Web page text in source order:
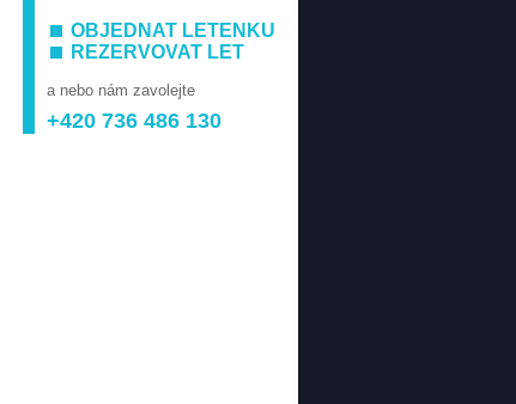
OBJEDNAT LETENKU
REZERVOVAT LET
a nebo nám zavolejte
+420 736 486 130